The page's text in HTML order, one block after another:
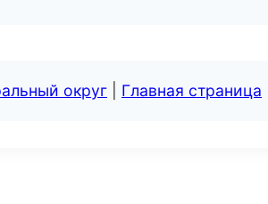
округ Главная страница